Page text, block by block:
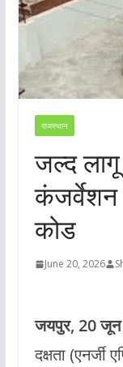
राजस्थान
जल्द लागू
कंजर्वेशन
कोड
June 20, 2026
जयपुर, 20
दक्षता (एनर्जी